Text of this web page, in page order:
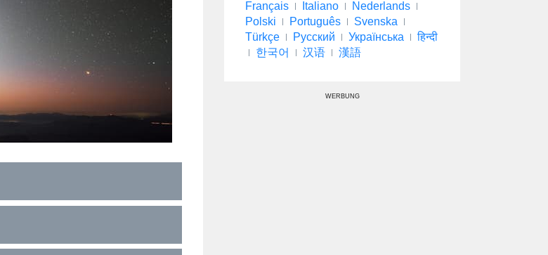
Français
Italiano
Nederlands
Polski
Português
Svenska
Türkçe
Русский Українська
हिन्दी
한국어
汉语 漢語
WERBUNG